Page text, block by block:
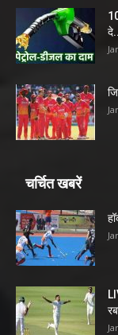
चर्चित खबरें